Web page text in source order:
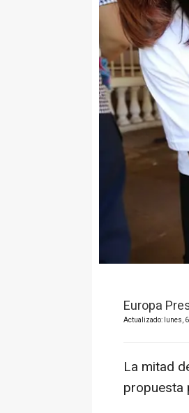
Europa
Actualizado: lunes,
La mitad
propuesta